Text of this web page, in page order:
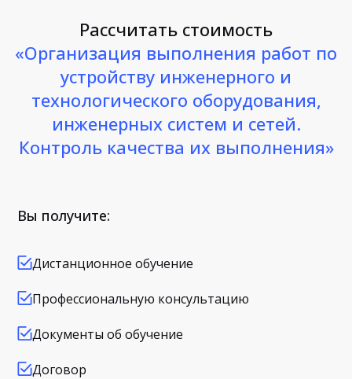
Рассчитать стоимость
«Организация выполнения работ по
устройству инженерного и
технологического оборудования,
инженерных систем и сетей.
Контроль качества их выполнения»
Вы получите:
Дистанционное обучение
Профессиональную консультацию
Документы об обучение
Договор